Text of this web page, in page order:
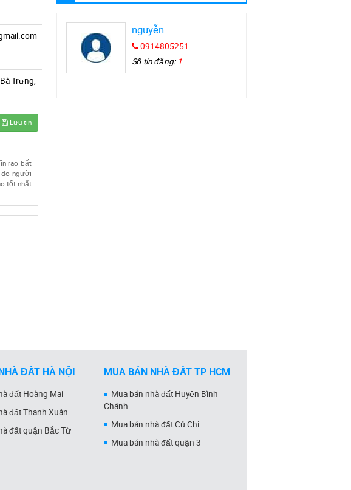
Trưng,
Lưu tin
rao bất
do người
tốt nhất
nguyễn
0914805251
Số tin đăng: 1
ĐẤT HÀ NỘI
đất Hoàng Mai
đất Thanh Xuân
đất quận Bắc Từ
MUA BÁN NHÀ ĐẤT TP HCM
Mua bán nhà đất Huyện Bình
Chánh
Mua bán nhà đất Củ Chi
Mua bán nhà đất quận 3